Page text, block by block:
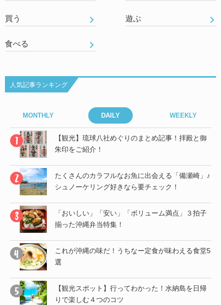
買う 遊ぶ
食べる
人気記事ランキング
MONTHLY DAILY WEEKLY
【観光】琉球八社めぐりのまとめ記事！拝殿と御
朱印をご紹介！
たくさんのカラフルなお魚に出会える「備瀬崎」♪
シュノーケリング好きなら要チェック！
「おいしい」「安い」「ボリューム満点」３拍子
揃った沖縄弁当特集！
これが沖縄の味だ！うちなー定食が味わえる食堂5
選
【観光スポット】行ってわかった！水納島を日帰
りで楽しむ４つのコツ